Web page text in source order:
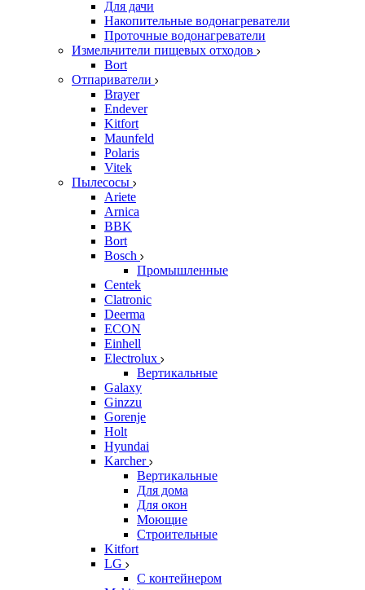
Для дачи
Накопительные водонагреватели
Проточные водонагреватели
Измельчители пищевых отходов
Bort
Отпариватели
Brayer
Endever
Kitfort
Maunfeld
Polaris
Vitek
Пылесосы
Ariete
Arnica
BBK
Bort
Bosch
Промышленные
Centek
Clatronic
Deerma
ECON
Einhell
Electrolux
Вертикальные
Galaxy
Ginzzu
Gorenje
Holt
Hyundai
Karcher
Вертикальные
Для дома
Для окон
Моющие
Строительные
Kitfort
LG
С контейнером